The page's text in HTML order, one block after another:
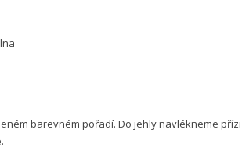
barevném pořadí. Do jehly navlékneme přízi